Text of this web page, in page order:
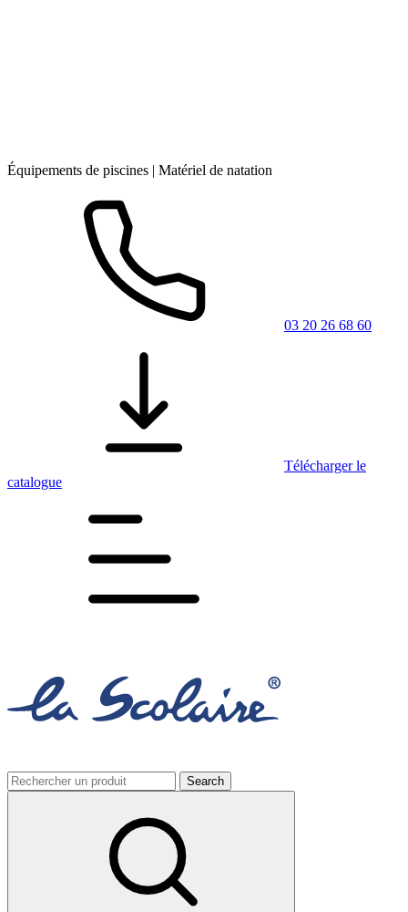
Équipements de piscines | Matériel de natation
03 20 26 68 60
Télécharger le
catalogue